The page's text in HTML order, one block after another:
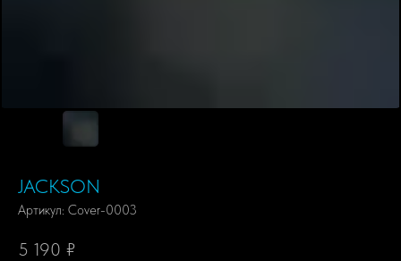
JACKSON
Артикул: Cover-0003
5 190 ₽